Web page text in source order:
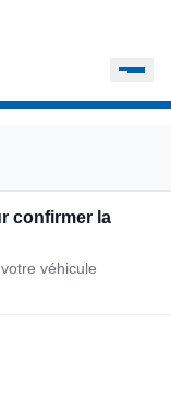
confirmer la
véhicule